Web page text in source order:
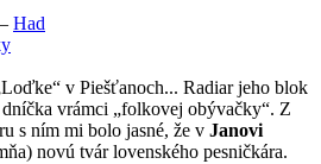
Had
v Piešťanoch... Radiar jeho blok
vrámci „folkovej obývačky“. Z
s ním mi bolo jasné, že v Janovi
novú tvár lovenského pesničkára.